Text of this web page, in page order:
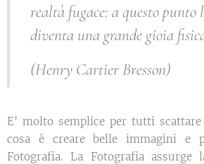
realtà fugace: a questo punto
diventa una grande gioia
(Henry Cartier Bresson)
E' molto semplice per tutti
cosa è creare belle immagini e
Fotografia. La Fotografia assurge